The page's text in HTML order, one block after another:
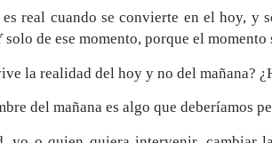
es real cuando se convierte en el hoy,
solo de ese momento, porque el
la realidad del hoy y no del mañana?
del mañana es algo que deberíamos